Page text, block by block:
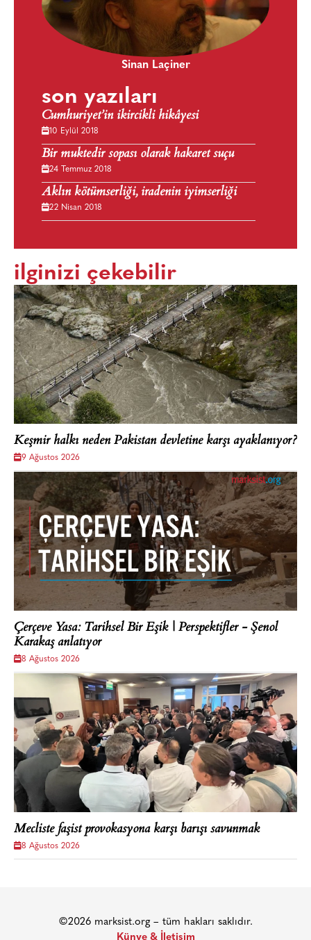
Sinan Laçiner
son yazıları
Cumhuriyet’in ikircikli hikâyesi
10 Eylül 2018
Bir muktedir sopası olarak hakaret suçu
24 Temmuz 2018
Aklın kötümserliği, iradenin iyimserliği
22 Nisan 2018
ilginizi çekebilir
Keşmir halkı neden Pakistan devletine karşı ayaklanıyor?
9 Ağustos 2026
Çerçeve Yasa: Tarihsel Bir Eşik | Perspektifler - Şenol
Karakaş anlatıyor
8 Ağustos 2026
Mecliste faşist provokasyona karşı barışı savunmak
8 Ağustos 2026
©2026 marksist.org – tüm hakları saklıdır.
Künye & İletişim